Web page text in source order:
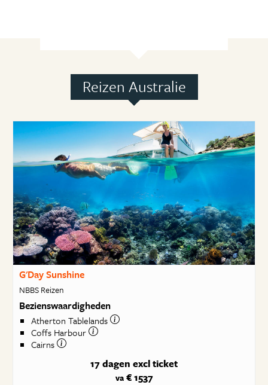
Reizen Australie
G'Day Sunshine
NBBS Reizen
Bezienswaardigheden
Atherton Tablelands
Coffs Harbour
Cairns
17 dagen excl ticket
va€ 1537